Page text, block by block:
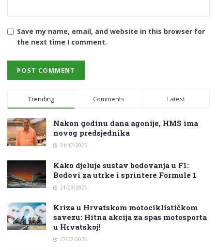
Save my name, email, and website in this browser for
the next time I comment.
Trending Comments Latest
Nakon godinu dana agonije, HMS ima
novog predsjednika
21/12/2025
Kako djeluje sustav bodovanja u F1:
Bodovi za utrke i sprintere Formule 1
21/03/2025
Kriza u Hrvatskom motociklističkom
savezu: Hitna akcija za spas motosporta
u Hrvatskoj!
27/07/2025